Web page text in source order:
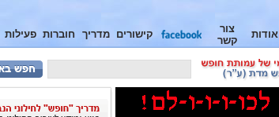
אודות
צור
קשר
קישורים מדריך חוברות פעילות